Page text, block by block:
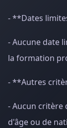
- **Dates
- Aucune date
la formation
- **Autres
- Aucun critère
d'âge ou de